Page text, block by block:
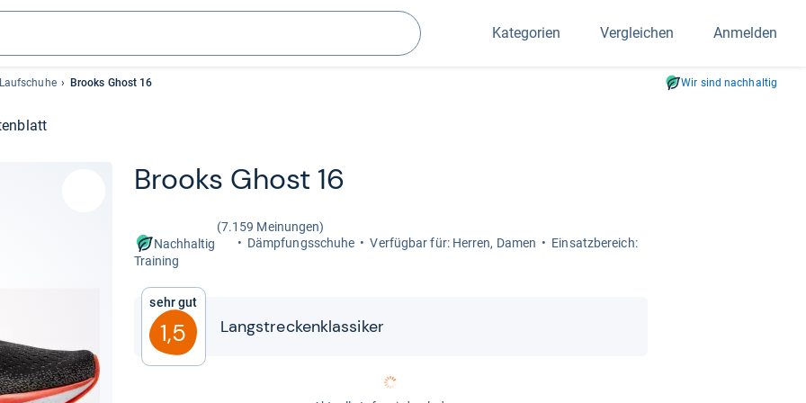
Suchen
Kategorien Vergleichen Anmelden
Brooks Ghost 16 Wir sind nachhaltig
Brooks Ghost 16
(7.159 Meinungen)
Nachhaltig
Dämp­fungs­schuhe Ver­füg­bar für: Her­ren, Damen
Ein­satz­be­reich:
Trai­ning
Sehr gut
1,5 Lang­stre­cken­klas­si­ker